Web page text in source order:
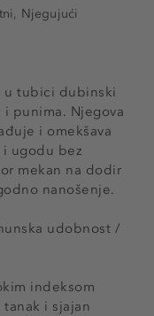
u tubici dubinski
punima. Njegova
i omekšava
ugodu bez
mekan na dodir
nanošenje.
udobnost /
indeksom
tanak i sjajan
Njegujući